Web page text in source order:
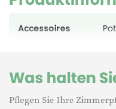
Anwendung
Zur
Accessoires
Was halten
Pflegen Sie Ihre